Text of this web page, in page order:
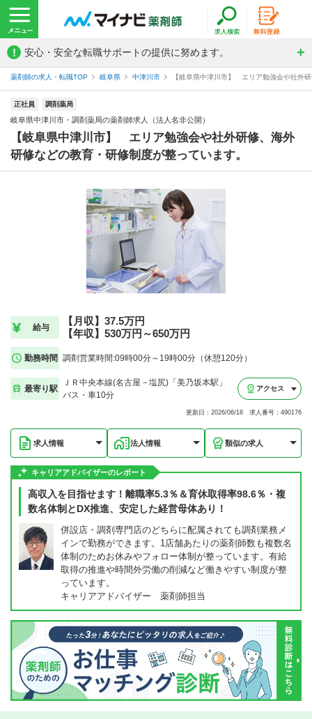
! 安心・安全な転職サポートの提供に努めます。
薬剤師の求人・転職TOP 岐阜県 中津川市 【岐阜県中津川市】 エリア勉強会や社外
正社員 調剤薬局
岐阜県中津川市・調剤薬局の薬剤師求人（法人名非公開）
【岐阜県中津川市】 エリア勉強会や社外研修、海外
研修などの教育・研修制度が整っています。
給与
【月収】37.5万円
【年収】530万円～650万円
勤務時間 調剤営業時間:09時00分～19時00分（休憩120分）
最寄り駅
ＪＲ中央本線(名古屋－塩尻)「美乃坂本駅」
バス・車10分
アクセス
更新日：2026/06/18 求人番号：490176
求人情報 法人情報 類似の求人
キャリアアドバイザーのレポート
高収入を目指せます！離職率5.3％＆育休取得率98.6％・複
数名体制とDX推進、安定した経営母体あり！
併設店・調剤専門店のどちらに配属されても調剤業務メ
インで勤務ができます。1店舗あたりの薬剤師数も複数名
体制のためお休みやフォロー体制が整っています。有給
取得の推進や時間外労働の削減など働きやすい制度が整
っています。
キャリアアドバイザー 薬剤師担当